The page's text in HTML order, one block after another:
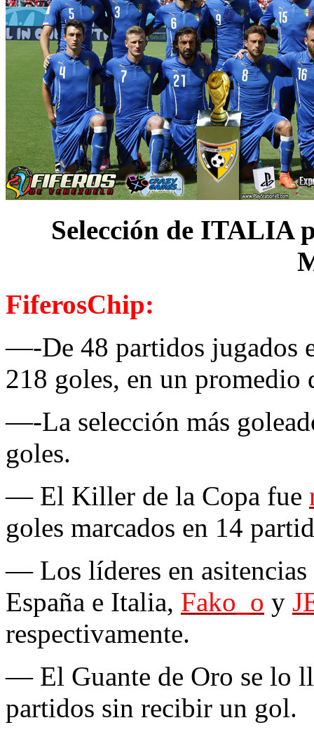
Selección de ITALIA
FiferosChip:
—-De 48 partidos jugados
218 goles, en un
—-La selección más
goles.
— El Killer de la Copa fue
goles marcados en 14
— Los líderes en
España e Italia, Fako_o y
respectivamente.
— El Guante de Oro se lo
partidos sin recibir un gol.